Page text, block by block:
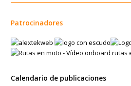
Patrocinadores
Calendario de publicaciones